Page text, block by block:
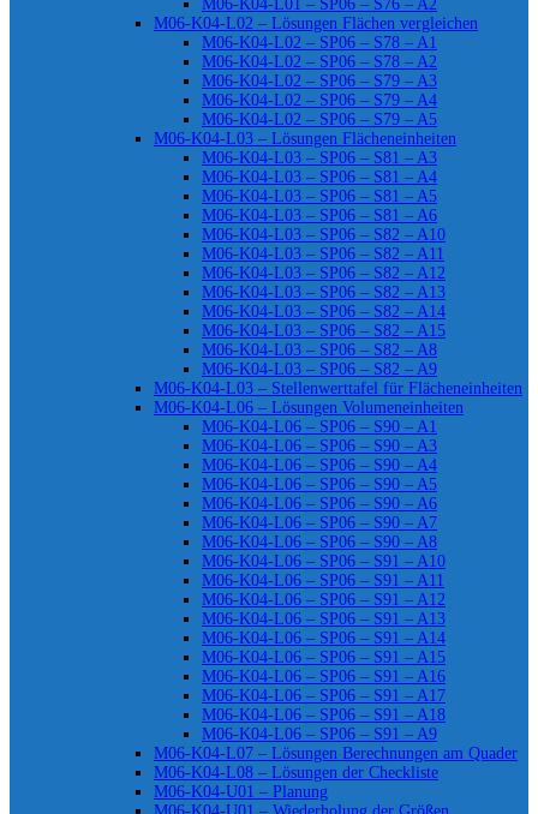
M06-K04-L01 – SP06 – S76 – A2
M06-K04-L02 – Lösungen Flächen vergleichen
M06-K04-L02 – SP06 – S78 – A1
M06-K04-L02 – SP06 – S78 – A2
M06-K04-L02 – SP06 – S79 – A3
M06-K04-L02 – SP06 – S79 – A4
M06-K04-L02 – SP06 – S79 – A5
M06-K04-L03 – Lösungen Flächeneinheiten
M06-K04-L03 – SP06 – S81 – A3
M06-K04-L03 – SP06 – S81 – A4
M06-K04-L03 – SP06 – S81 – A5
M06-K04-L03 – SP06 – S81 – A6
M06-K04-L03 – SP06 – S82 – A10
M06-K04-L03 – SP06 – S82 – A11
M06-K04-L03 – SP06 – S82 – A12
M06-K04-L03 – SP06 – S82 – A13
M06-K04-L03 – SP06 – S82 – A14
M06-K04-L03 – SP06 – S82 – A15
M06-K04-L03 – SP06 – S82 – A8
M06-K04-L03 – SP06 – S82 – A9
M06-K04-L03 – Stellenwerttafel für Flächeneinheiten
M06-K04-L06 – Lösungen Volumeneinheiten
M06-K04-L06 – SP06 – S90 – A1
M06-K04-L06 – SP06 – S90 – A3
M06-K04-L06 – SP06 – S90 – A4
M06-K04-L06 – SP06 – S90 – A5
M06-K04-L06 – SP06 – S90 – A6
M06-K04-L06 – SP06 – S90 – A7
M06-K04-L06 – SP06 – S90 – A8
M06-K04-L06 – SP06 – S91 – A10
M06-K04-L06 – SP06 – S91 – A11
M06-K04-L06 – SP06 – S91 – A12
M06-K04-L06 – SP06 – S91 – A13
M06-K04-L06 – SP06 – S91 – A14
M06-K04-L06 – SP06 – S91 – A15
M06-K04-L06 – SP06 – S91 – A16
M06-K04-L06 – SP06 – S91 – A17
M06-K04-L06 – SP06 – S91 – A18
M06-K04-L06 – SP06 – S91 – A9
M06-K04-L07 – Lösungen Berechnungen am Quader
M06-K04-L08 – Lösungen der Checkliste
M06-K04-U01 – Planung